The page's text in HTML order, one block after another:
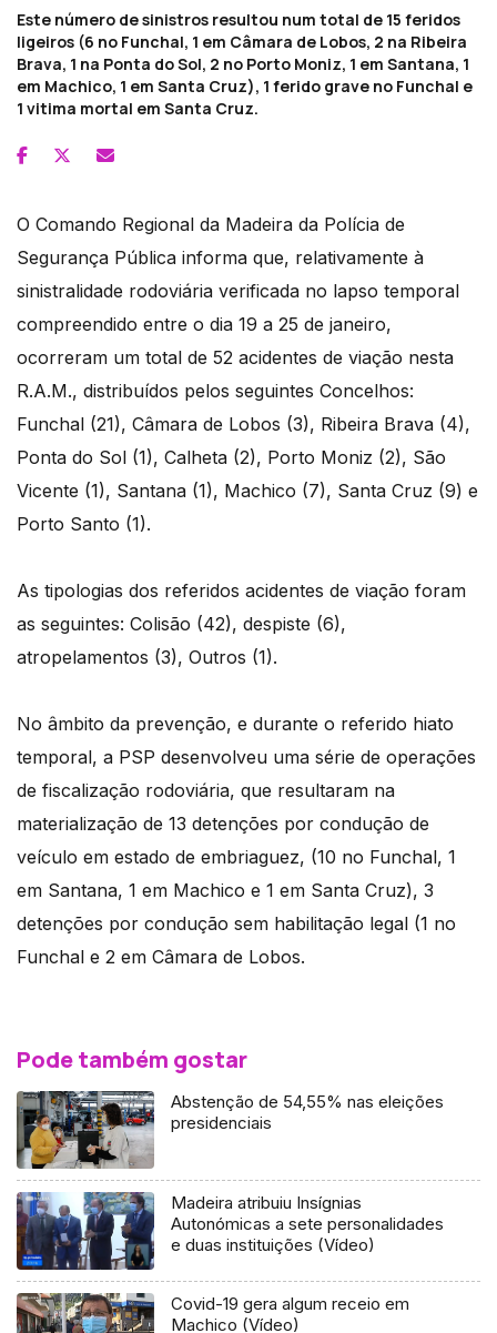
Este número de sinistros resultou num total de 15 feridos
ligeiros (6 no Funchal, 1 em Câmara de Lobos, 2 na Ribeira
Brava, 1 na Ponta do Sol, 2 no Porto Moniz, 1 em Santana, 1
em Machico, 1 em Santa Cruz), 1 ferido grave no Funchal e
1 vitima mortal em Santa Cruz.
O Comando Regional da Madeira da Polícia de
Segurança Pública informa que, relativamente à
sinistralidade rodoviária verificada no lapso temporal
compreendido entre o dia 19 a 25 de janeiro,
ocorreram um total de 52 acidentes de viação nesta
R.A.M., distribuídos pelos seguintes Concelhos:
Funchal (21), Câmara de Lobos (3), Ribeira Brava (4),
Ponta do Sol (1), Calheta (2), Porto Moniz (2), São
Vicente (1), Santana (1), Machico (7), Santa Cruz (9) e
Porto Santo (1).
As tipologias dos referidos acidentes de viação foram
as seguintes: Colisão (42), despiste (6),
atropelamentos (3), Outros (1).
No âmbito da prevenção, e durante o referido hiato
temporal, a PSP desenvolveu uma série de operações
de fiscalização rodoviária, que resultaram na
materialização de 13 detenções por condução de
veículo em estado de embriaguez, (10 no Funchal, 1
em Santana, 1 em Machico e 1 em Santa Cruz), 3
detenções por condução sem habilitação legal (1 no
Funchal e 2 em Câmara de Lobos.
Pode também gostar
Abstenção de 54,55% nas eleições
presidenciais
Madeira atribuiu Insígnias
Autonómicas a sete personalidades
e duas instituições (Vídeo)
Covid-19 gera algum receio em
Machico (Vídeo)